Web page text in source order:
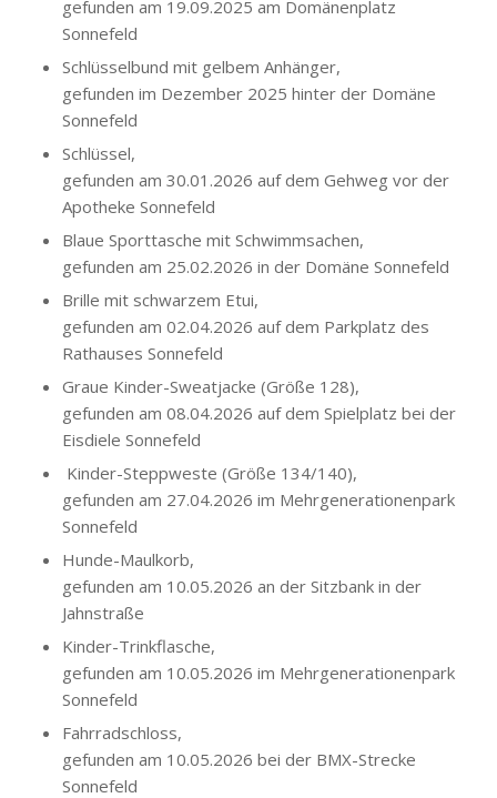
gefunden am 19.09.2025 am Domänenplatz
Sonnefeld
Schlüsselbund mit gelbem Anhänger,
gefunden im Dezember 2025 hinter der Domäne
Sonnefeld
Schlüssel,
gefunden am 30.01.2026 auf dem Gehweg vor der
Apotheke Sonnefeld
Blaue Sporttasche mit Schwimmsachen,
gefunden am 25.02.2026 in der Domäne Sonnefeld
Brille mit schwarzem Etui,
gefunden am 02.04.2026 auf dem Parkplatz des
Rathauses Sonnefeld
Graue Kinder-Sweatjacke (Größe 128),
gefunden am 08.04.2026 auf dem Spielplatz bei der
Eisdiele Sonnefeld
Kinder-Steppweste (Größe 134/140),
gefunden am 27.04.2026 im Mehrgenerationenpark
Sonnefeld
Hunde-Maulkorb,
gefunden am 10.05.2026 an der Sitzbank in der
Jahnstraße
Kinder-Trinkflasche,
gefunden am 10.05.2026 im Mehrgenerationenpark
Sonnefeld
Fahrradschloss,
gefunden am 10.05.2026 bei der BMX-Strecke
Sonnefeld